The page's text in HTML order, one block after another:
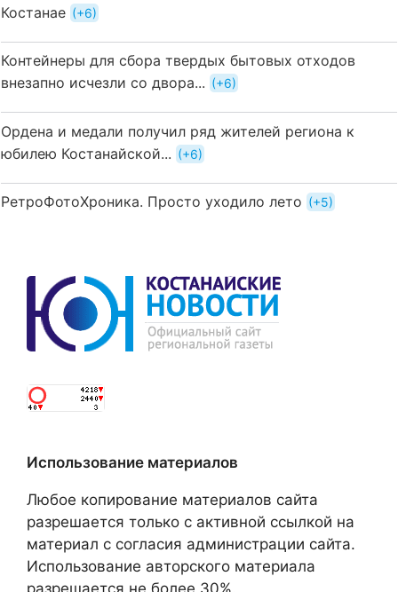
Костанае
+6
Контейнеры для сбора твердых бытовых отходов
внезапно исчезли со двора...
+6
Ордена и медали получил ряд жителей региона к
юбилею Костанайской...
+6
РетроФотоХроника. Просто уходило лето +5
Использование материалов
Любое копирование материалов сайта
разрешается только с активной ссылкой на
материал с согласия администрации сайта.
Использование авторского материала